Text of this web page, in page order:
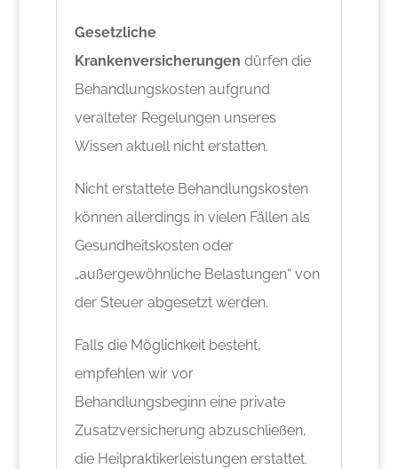
Gesetzliche
Krankenversicherungen dürfen die
Behandlungskosten aufgrund
veralteter Regelungen unseres
Wissen aktuell nicht erstatten.
Nicht erstattete Behandlungskosten
können allerdings in vielen Fällen als
Gesundheitskosten oder
„außergewöhnliche Belastungen“ von
der Steuer abgesetzt werden.
Falls die Möglichkeit besteht,
empfehlen wir vor
Behandlungsbeginn eine private
Zusatzversicherung abzuschließen,
die Heilpraktikerleistungen erstattet.